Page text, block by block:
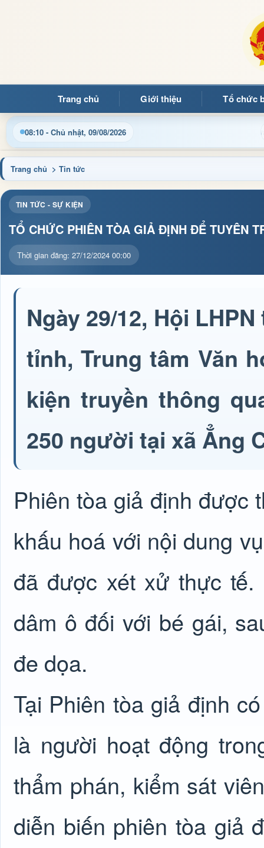
Trang chủ Giới thiệu Tổ chức
08:10 - Chủ nhật, 09/08/2026
Cập nhật thông tin điều hành, thủ tục hành chính và tin
Trang chủ > Tin tức
TIN TỨC - SỰ KIỆN
TỔ CHỨC PHIÊN TÒA GIẢ ĐỊNH ĐỂ TUYÊN
Thời gian đăng: 27/12/2024 00:00
Ngày 29/12, Hội
tỉnh, Trung tâm Văn
kiện truyền thông
250 người tại xã Ẳng
Phiên tòa giả định được
khấu hoá với nội dung
đã được xét xử thực
dâm ô đối với bé gái,
đe dọa.
Tại Phiên tòa giả định
là người hoạt động
thẩm phán, kiểm sát
diễn biến phiên tòa giả